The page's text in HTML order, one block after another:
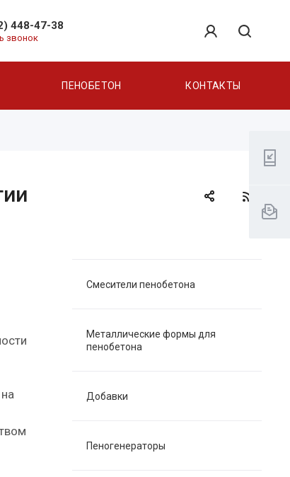
448-47-38
звонок
ПЕНОБЕТОН КОНТАКТЫ
Смесители пенобетона
Металлические формы для
пенобетона
Добавки
Пеногенераторы